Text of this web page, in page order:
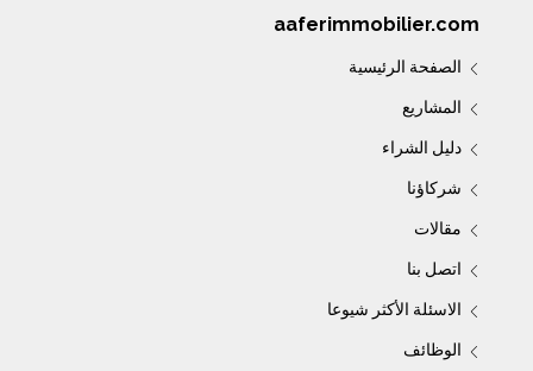
aaferimmobilier.com
الصفحة الرئيسية
المشاريع
دليل الشراء
شركاؤنا
مقالات
اتصل بنا
الاسئلة الأكثر شيوعا
الوظائف